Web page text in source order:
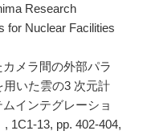
Research
for Nuclear Facilities
メラ間の外部パラ
用いた雲の3 次元計
インテグレーショ
1C1-13, pp. 402-404,